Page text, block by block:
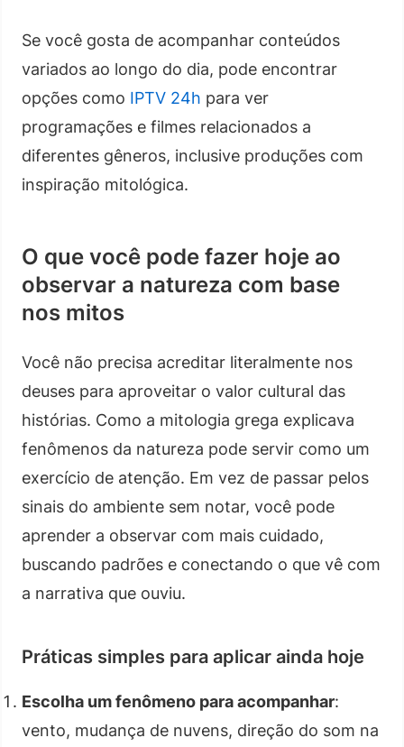
Se você gosta de acompanhar conteúdos
variados ao longo do dia, pode encontrar
opções como IPTV 24h para ver
programações e filmes relacionados a
diferentes gêneros, inclusive produções com
inspiração mitológica.
O que você pode fazer hoje ao
observar a natureza com base
nos mitos
Você não precisa acreditar literalmente nos
deuses para aproveitar o valor cultural das
histórias. Como a mitologia grega explicava
fenômenos da natureza pode servir como um
exercício de atenção. Em vez de passar pelos
sinais do ambiente sem notar, você pode
aprender a observar com mais cuidado,
buscando padrões e conectando o que vê com
a narrativa que ouviu.
Práticas simples para aplicar ainda hoje
Escolha um fenômeno para acompanhar:
vento, mudança de nuvens, direção do som na